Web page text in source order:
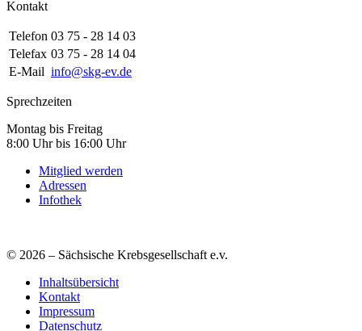
Kontakt
Telefon 03 75 - 28 14 03
Telefax 03 75 - 28 14 04
E-Mail info@skg-ev.de
Sprechzeiten
Montag bis Freitag
8:00 Uhr bis 16:00 Uhr
Mitglied werden
Adressen
Infothek
© 2026 – Sächsische Krebsgesellschaft e.v.
Inhaltsübersicht
Kontakt
Impressum
Datenschutz